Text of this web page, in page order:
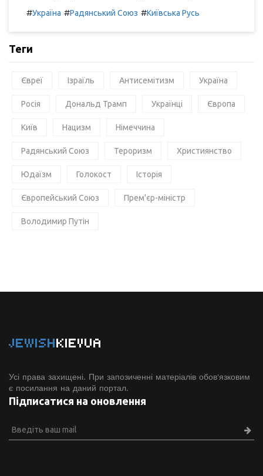
#Україна #Радянський Союз #Київська Русь
Теги
Євреї Ізраїль Антисемітизм Україна
Росія Дональд Трамп Українці Європа
Київ Нацизм Німеччина
Радянський Союз Тероризм Християнство
Юдаїзм Голокост Історія
Європейський Союз Прем'єр-міністр
Володимир Путін
JEWISHKIEVUA
Усі права захищені. При запозиченні матеріалів обов'язковим
є посилання на даний портал.
Підписатися на оновлення